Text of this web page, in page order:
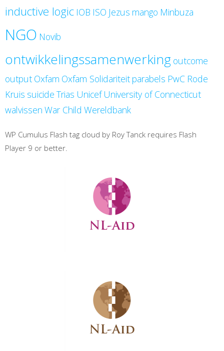
inductive logic IOB ISO Jezus mango Minbuza
NGO Novib
ontwikkelingssamenwerking outcome
output Oxfam Oxfam Solidariteit parabels PwC Rode
Kruis suicide Trias Unicef University of Connecticut
walvissen War Child Wereldbank
WP Cumulus Flash tag cloud by Roy Tanck requires Flash
Player 9 or better.